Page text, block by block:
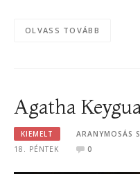
OLVASS TOVÁBB
Agatha
KIEMELT ARANYMOSÁS
18. PÉNTEK
0